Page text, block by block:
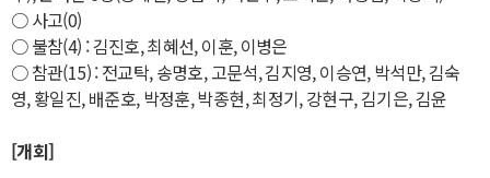
○ 사고(0)
○ 불참(4) : 김진호, 최혜선, 이훈, 이병은
○ 참관(15) : 전교탁, 송명호, 고문석, 김지영, 이승연, 박석만, 김숙
영, 황일진, 배준호, 박정훈, 박종현, 최정기, 강현구, 김기은, 김윤
[개회]